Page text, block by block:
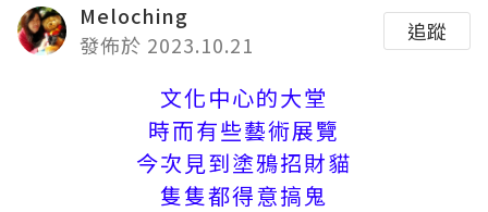
Meloching
發佈於 2023.10.21
追蹤
文化中心的大堂
時而有些藝術展覽
今次見到塗鴉招財貓
隻隻都得意搞鬼